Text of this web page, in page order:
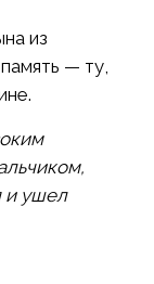
из
— ту,
и ушел